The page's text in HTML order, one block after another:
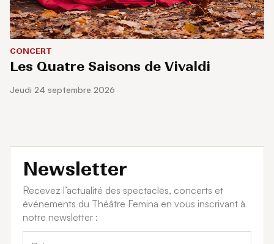
CONCERT
Les Quatre Saisons de Vivaldi
jeudi 24 septembre 2026
Newsletter
Recevez l’actualité des spectacles, concerts et
événements du Théâtre Femina en vous inscrivant à
notre newsletter :